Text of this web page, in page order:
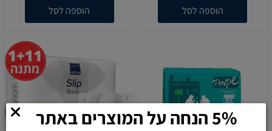
הוספה לסל הוספה לסל
5% הנחה על המוצרים באתר
בהזנת הקוד- MEDIX5